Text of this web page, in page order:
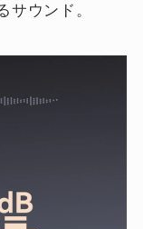
サウンド。